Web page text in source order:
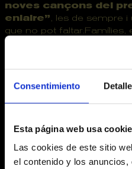
Consentimiento
Esta página web usa
Las cookies de este sitio
el contenido y los
noves cançons del
enlaire” , les de sempre
que no pot faltar.Famílies,
el gran final d’aquesta
IDEA ORIGINAL: Helena